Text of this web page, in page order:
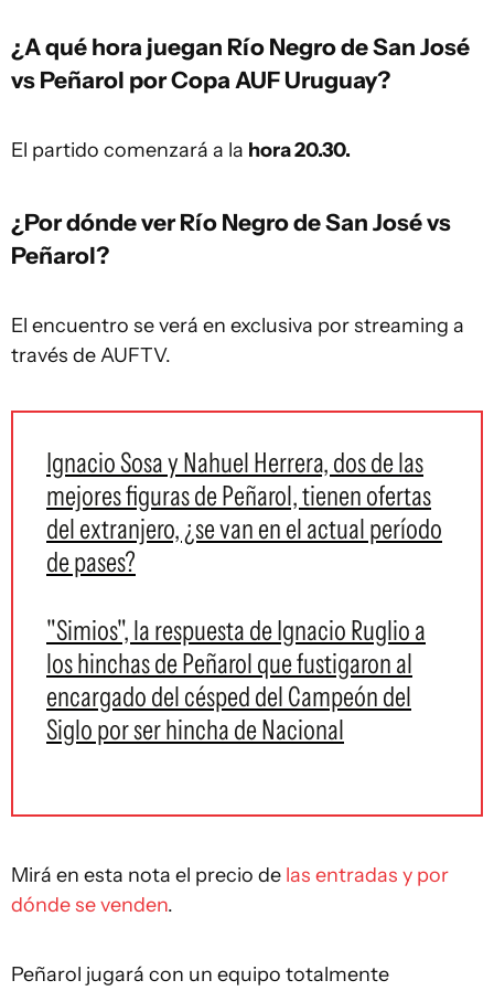
¿A qué hora juegan Río Negro de San José
vs Peñarol por Copa AUF Uruguay?
El partido comenzará a la hora 20.30.
¿Por dónde ver Río Negro de San José vs
Peñarol?
El encuentro se verá en exclusiva por streaming a
través de AUFTV.
Ignacio Sosa y Nahuel Herrera, dos de las
mejores figuras de Peñarol, tienen ofertas
del extranjero, ¿se van en el actual período
de pases?
"Simios", la respuesta de Ignacio Ruglio a
los hinchas de Peñarol que fustigaron al
encargado del césped del Campeón del
Siglo por ser hincha de Nacional
Mirá en esta nota el precio de las entradas y por
dónde se venden.
Peñarol jugará con un equipo totalmente